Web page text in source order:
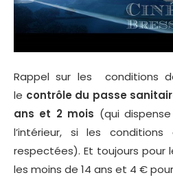
Rappel sur les conditions
le contrôle du passe
ans et 2 mois (qui
l’intérieur, si les
respectées). Et toujours pour
les moins de 14 ans et 4 €